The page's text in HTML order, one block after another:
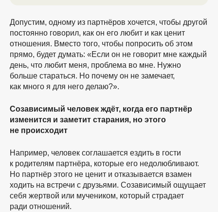
Допустим, одному из партнёров хочется, чтобы другой
постоянно говорил, как он его любит и как ценит
отношения. Вместо того, чтобы попросить об этом
прямо, будет думать: «Если он не говорит мне каждый
день, что любит меня, проблема во мне. Нужно
больше стараться. Но почему он не замечает,
как много я для него делаю?».
Созависимый человек ждёт, когда его партнёр
изменится и заметит старания, но этого
не происходит
Например, человек соглашается ездить в гости
к родителям партнёра, которые его недолюбливают.
Но партнёр этого не ценит и отказывается взамен
ходить на встречи с друзьями. Созависимый ощущает
себя жертвой или мучеником, который страдает
ради отношений.